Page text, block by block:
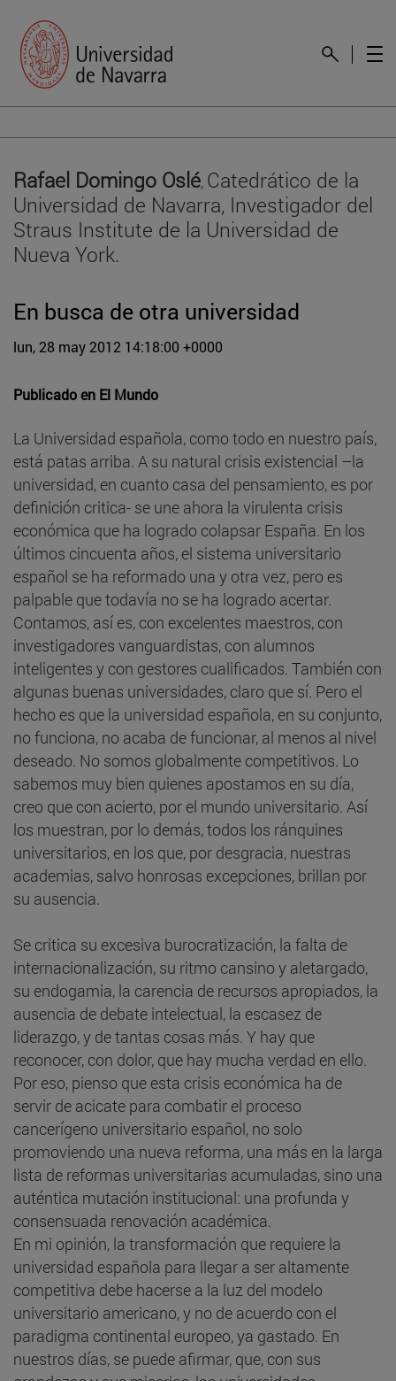
Rafael Domingo Oslé, Catedrático de la
Universidad de Navarra, Investigador del
Straus Institute de la Universidad de
Nueva York.
En busca de otra universidad
lun, 28 may 2012 14:18:00 +0000
Publicado en El Mundo
La Universidad española, como todo en nuestro país,
está patas arriba. A su natural crisis existencial –la
universidad, en cuanto casa del pensamiento, es por
definición critica- se une ahora la virulenta crisis
económica que ha logrado colapsar España. En los
últimos cincuenta años, el sistema universitario
español se ha reformado una y otra vez, pero es
palpable que todavía no se ha logrado acertar.
Contamos, así es, con excelentes maestros, con
investigadores vanguardistas, con alumnos
inteligentes y con gestores cualificados. También con
algunas buenas universidades, claro que sí. Pero el
hecho es que la universidad española, en su conjunto,
no funciona, no acaba de funcionar, al menos al nivel
deseado. No somos globalmente competitivos. Lo
sabemos muy bien quienes apostamos en su día,
creo que con acierto, por el mundo universitario. Así
los muestran, por lo demás, todos los ránquines
universitarios, en los que, por desgracia, nuestras
academias, salvo honrosas excepciones, brillan por
su ausencia.
Se critica su excesiva burocratización, la falta de
internacionalización, su ritmo cansino y aletargado,
su endogamia, la carencia de recursos apropiados, la
ausencia de debate intelectual, la escasez de
liderazgo, y de tantas cosas más. Y hay que
reconocer, con dolor, que hay mucha verdad en ello.
Por eso, pienso que esta crisis económica ha de
servir de acicate para combatir el proceso
cancerígeno universitario español, no solo
promoviendo una nueva reforma, una más en la larga
lista de reformas universitarias acumuladas, sino una
auténtica mutación institucional: una profunda y
consensuada renovación académica.
En mi opinión, la transformación que requiere la
universidad española para llegar a ser altamente
competitiva debe hacerse a la luz del modelo
universitario americano, y no de acuerdo con el
paradigma continental europeo, ya gastado. En
nuestros días, se puede afirmar, que, con sus